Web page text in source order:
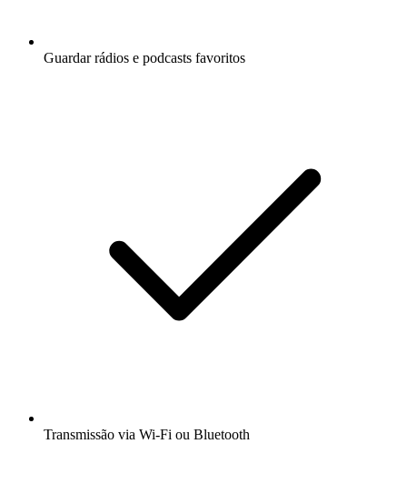
Guardar rádios e podcasts favoritos
Transmissão via Wi-Fi ou Bluetooth